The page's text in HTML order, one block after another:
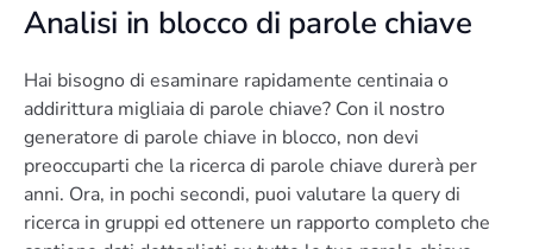
Analisi in blocco di parole chiave
Hai bisogno di esaminare rapidamente centinaia o
addirittura migliaia di parole chiave? Con il nostro
generatore di parole chiave in blocco, non devi
preoccuparti che la ricerca di parole chiave durerà per
anni. Ora, in pochi secondi, puoi valutare la query di
ricerca in gruppi ed ottenere un rapporto completo che